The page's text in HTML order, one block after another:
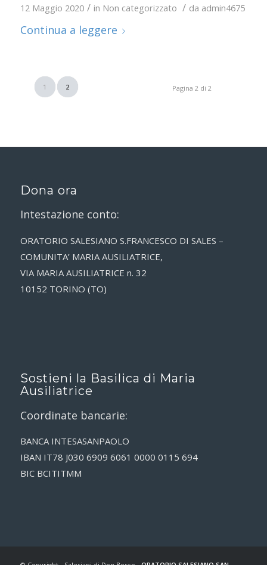
12 Maggio 2020 / in Non categorizzato / da admin4675
Continua a leggere
Pagina 2 di 2
1 2
Dona ora
Intestazione conto:
ORATORIO SALESIANO S.FRANCESCO DI SALES –
COMUNITA’ MARIA AUSILIATRICE,
VIA MARIA AUSILIATRICE n. 32
10152 TORINO (TO)
Sostieni la Basilica di Maria
Ausiliatrice
Coordinate bancarie:
BANCA INTESASANPAOLO
IBAN IT78 J030 6909 6061 0000 0115 694
BIC BCITITMM